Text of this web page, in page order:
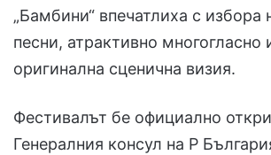
„Бамбини“ впечатлиха с избора
песни, атрактивно многогласно
оригинална сценична визия.
Фестивалът бе официално
Генералния консул на Р